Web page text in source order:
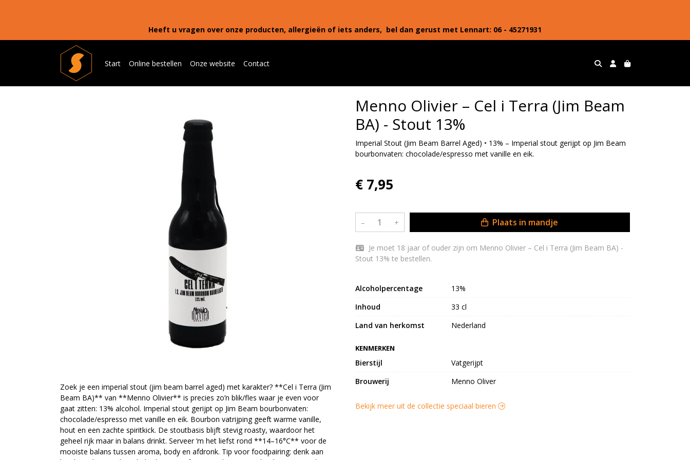
Heeft u vragen over onze producten, allergieën of iets anders, bel dan gerust met Lennart: 06 - 45271931
Start Online bestellen Onze website Contact
Zoek je een imperial stout (jim beam barrel aged) met karakter? **Cel i Terra (Jim
Beam BA)** van **Menno Olivier** is precies zo’n blik/fles waar je even voor
gaat zitten: 13% alcohol. Imperial stout gerijpt op Jim Beam bourbonvaten:
chocolade/espresso met vanille en eik. Bourbon vatrijping geeft warme vanille,
hout en een zachte spiritkick. De stoutbasis blijft stevig roasty, waardoor het
geheel rijk maar in balans drinkt. Serveer ‘m het liefst rond **14–16°C** voor de
mooiste balans tussen aroma, body en afdronk. Tip voor foodpairing: denk aan
Menno Olivier – Cel i Terra (Jim Beam
BA) - Stout 13%
Imperial Stout (Jim Beam Barrel Aged) • 13% – Imperial stout gerijpt op Jim Beam
bourbonvaten: chocolade/espresso met vanille en eik.
€ 7,95
– + Plaats in mandje
Stout 13% te bestellen.
Alcoholpercentage
13%
Inhoud
33 cl
Land van herkomst
Nederland
KENMERKEN
Bierstijl
Vatgerijpt
Brouwerij
Menno Oliver
Bekijk meer uit de collectie speciaal bieren